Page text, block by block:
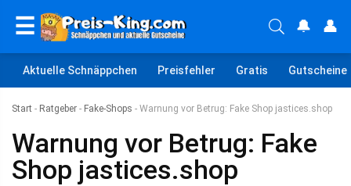
☰ 🔔 👤
Aktuelle Schnäppchen Preisfehler Gratis Gutscheine
Start - Ratgeber - Fake-Shops - Warnung vor Betrug: Fake Shop jastices.shop
Warnung vor Betrug: Fake
Shop jastices.shop